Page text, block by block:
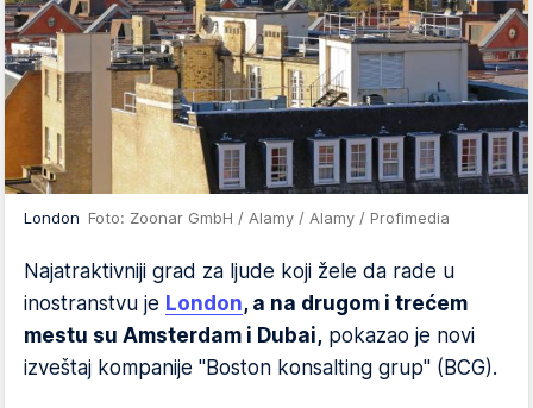
London Foto: Zoonar GmbH / Alamy / Alamy / Profimedia
Najatraktivniji grad za ljude koji žele da rade u
inostranstvu je London, a na drugom i trećem
mestu su Amsterdam i Dubai, pokazao je novi
izveštaj kompanije "Boston konsalting grup" (BCG).